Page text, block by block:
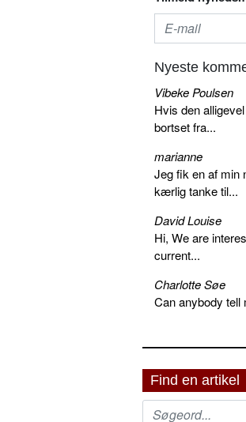
Nyeste
Vibeke Poulsen
Hvis den
bortset fra...
marianne
Jeg fik en af min
kærlig tanke til...
David Louise
Hi, We are
current...
Charlotte Søe
Can anybody tell
Find en artikel